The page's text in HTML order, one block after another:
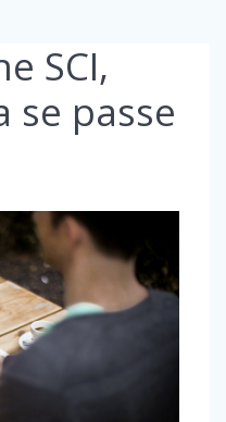
SCI,
se passe